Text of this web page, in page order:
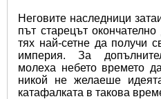
Неговите наследници
път старецът
тях най-сетне да получи
империя. За
молеха небето времето
никой не желаеше
катафалката в такова